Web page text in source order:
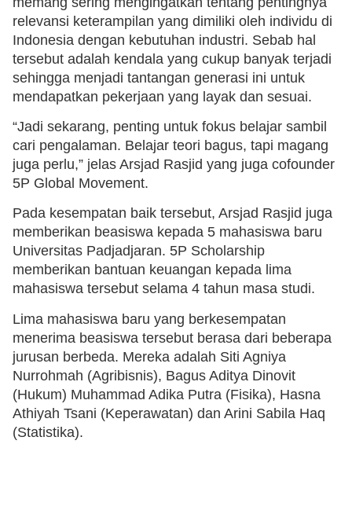
relevansi keterampilan yang dimiliki oleh individu di
Indonesia dengan kebutuhan industri. Sebab hal
tersebut adalah kendala yang cukup banyak terjadi
sehingga menjadi tantangan generasi ini untuk
mendapatkan pekerjaan yang layak dan sesuai.
“Jadi sekarang, penting untuk fokus belajar sambil
cari pengalaman. Belajar teori bagus, tapi magang
juga perlu,” jelas Arsjad Rasjid yang juga cofounder
5P Global Movement.
Pada kesempatan baik tersebut, Arsjad Rasjid juga
memberikan beasiswa kepada 5 mahasiswa baru
Universitas Padjadjaran. 5P Scholarship
memberikan bantuan keuangan kepada lima
mahasiswa tersebut selama 4 tahun masa studi.
Lima mahasiswa baru yang berkesempatan
menerima beasiswa tersebut berasa dari beberapa
jurusan berbeda. Mereka adalah Siti Agniya
Nurrohmah (Agribisnis), Bagus Aditya Dinovit
(Hukum) Muhammad Adika Putra (Fisika), Hasna
Athiyah Tsani (Keperawatan) dan Arini Sabila Haq
(Statistika).